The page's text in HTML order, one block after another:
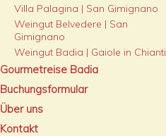
Villa Palagina | San Gimignano
Weingut Belvedere | San
Gimignano
Weingut Badia | Gaiole in Chianti
Gourmetreise Badia
Buchungsformular
Über uns
Kontakt